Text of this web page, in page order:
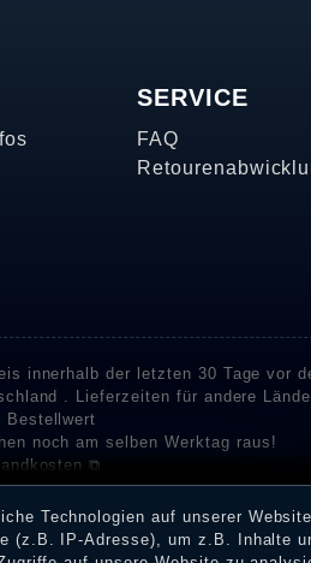
SERVICE
FAQ
innerhalb der letzten 30 Tage vor
. Lieferzeiten für andere
Bestellwert
noch am selben Werktag raus!
⧉
die unabhängigen Dienstleister
zur Echtheit von
durch Shopauskunft hat vor
oder genutzt haben. Nach Erhalt
Technologien auf unserer
(z.B. IP-Adresse), um z.B. Inhalte